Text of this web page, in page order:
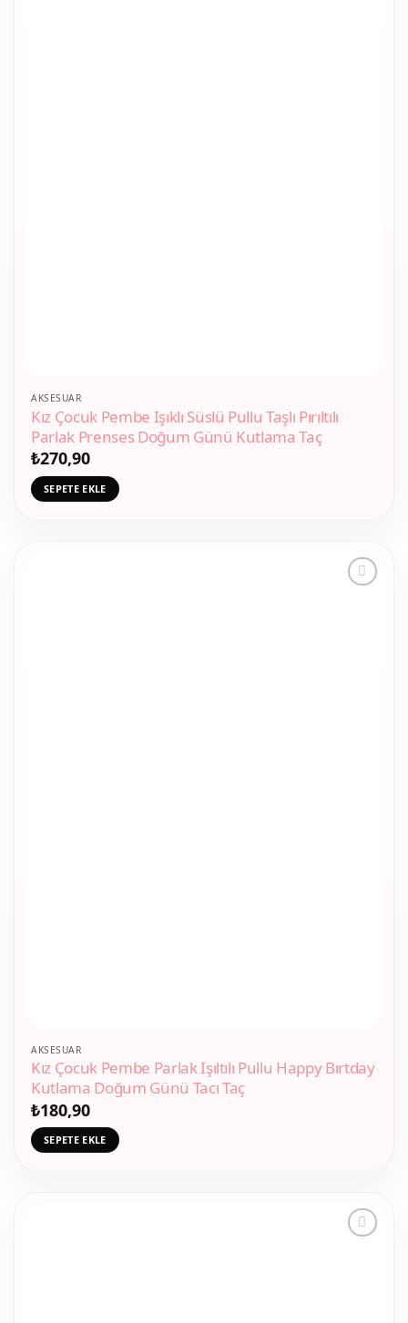
AKSESUAR
Kız Çocuk Pembe Işıklı Süslü Pullu Taşlı Pırıltılı
Parlak Prenses Doğum Günü Kutlama Taç
₺270,90
SEPETE EKLE
AKSESUAR
Kız Çocuk Pembe Parlak Işıltılı Pullu Happy Bırtday
Kutlama Doğum Günü Tacı Taç
₺180,90
SEPETE EKLE